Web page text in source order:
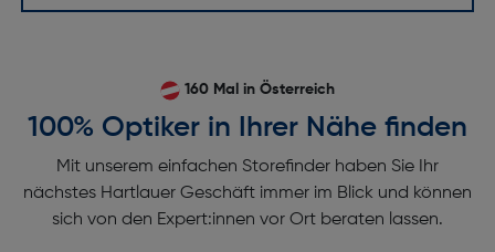
160 Mal in Österreich
100% Optiker in Ihrer Nähe finden
Mit unserem einfachen Storefinder haben Sie Ihr
nächstes Hartlauer Geschäft immer im Blick und können
sich von den Expert:innen vor Ort beraten lassen.